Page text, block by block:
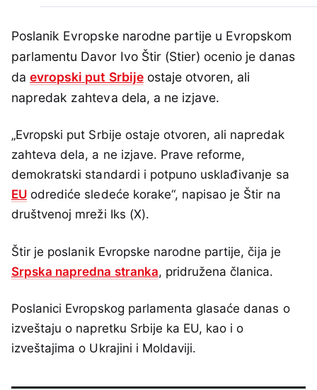
Poslanik Evropske narodne partije u Evropskom
parlamentu Davor Ivo Štir (Stier) ocenio je danas
daevropski put Srbijeostaje otvoren, ali
napredak zahteva dela, a ne izjave.
„Evropski put Srbije ostaje otvoren, ali napredak
zahteva dela, a ne izjave. Prave reforme,
demokratski standardi i potpuno usklađivanje sa
EU odrediće sledeće korake“, napisao je Štir na
društvenoj mreži Iks (X).
Štir je poslanik Evropske narodne partije, čija je
Srpska napredna stranka, pridružena članica.
Poslanici Evropskog parlamenta glasaće danas o
izveštaju o napretku Srbije ka EU, kao i o
izveštajima o Ukrajini i Moldaviji.